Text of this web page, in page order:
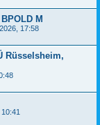
M
17:58
Rüsselsheim,